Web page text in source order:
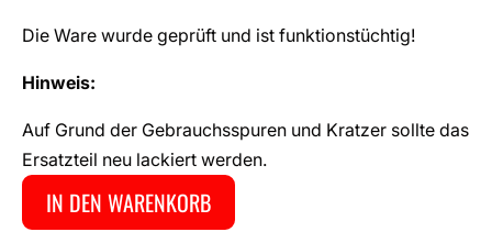
Die Ware wurde geprüft und ist funktionstüchtig!
Hinweis:
Auf Grund der Gebrauchsspuren und Kratzer sollte das
Ersatzteil neu lackiert werden.
IN DEN WARENKORB